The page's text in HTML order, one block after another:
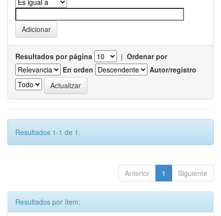
Resultados por página | Ordenar por
En orden
Autor/registro
Resultados 1-1 de 1.
Anterior 1 Siguiente
Resultados por ítem: